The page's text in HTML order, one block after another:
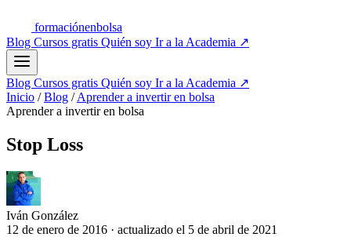
formaciónenbolsa
Blog Cursos gratis Quién soy Ir a la Academia ↗
Blog Cursos gratis Quién soy Ir a la Academia ↗
Inicio / Blog / Aprender a invertir en bolsa
Aprender a invertir en bolsa
Stop Loss
Iván González
12 de enero de 2016 · actualizado el 5 de abril de 2021